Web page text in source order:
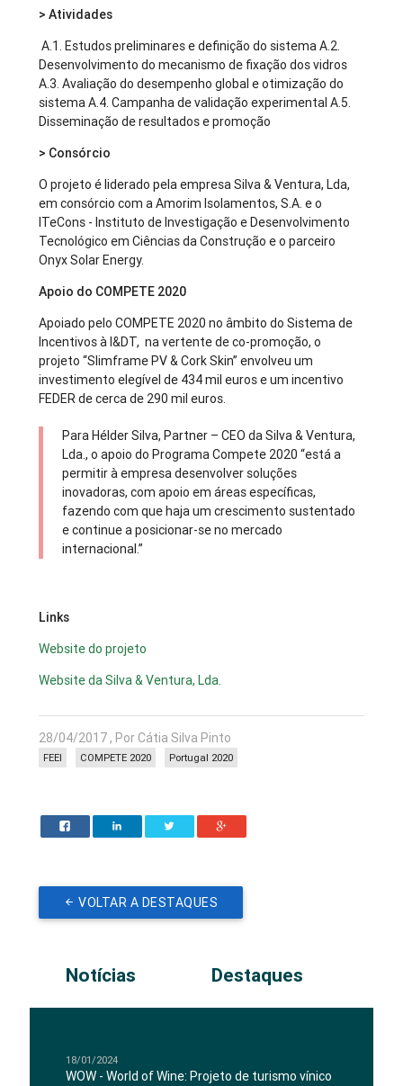
> Atividades
A.1. Estudos preliminares e definição do sistema A.2.
Desenvolvimento do mecanismo de fixação dos vidros
A.3. Avaliação do desempenho global e otimização do
sistema A.4. Campanha de validação experimental A.5.
Disseminação de resultados e promoção
> Consórcio
O projeto é liderado pela empresa Silva & Ventura, Lda,
em consórcio com a Amorim Isolamentos, S.A. e o
ITeCons - Instituto de Investigação e Desenvolvimento
Tecnológico em Ciências da Construção e o parceiro
Onyx Solar Energy.
Apoio do COMPETE 2020
Apoiado pelo COMPETE 2020 no âmbito do Sistema de
Incentivos à I&DT, na vertente de co-promoção, o
projeto “Slimframe PV & Cork Skin” envolveu um
investimento elegível de 434 mil euros e um incentivo
FEDER de cerca de 290 mil euros.
Para Hélder Silva, Partner – CEO da Silva & Ventura,
Lda., o apoio do Programa Compete 2020 “está a
permitir à empresa desenvolver soluções
inovadoras, com apoio em áreas específicas,
fazendo com que haja um crescimento sustentado
e continue a posicionar-se no mercado
internacional.”
Links
Website do projeto
Website daSilva & Ventura, Lda.
28/04/2017 , Por Cátia Silva Pinto
Portugal 2020
COMPETE 2020
FEEI
VOLTAR A DESTAQUES
Notícias Destaques
18/01/2024
WOW - World of Wine: Projeto de turismo vínico